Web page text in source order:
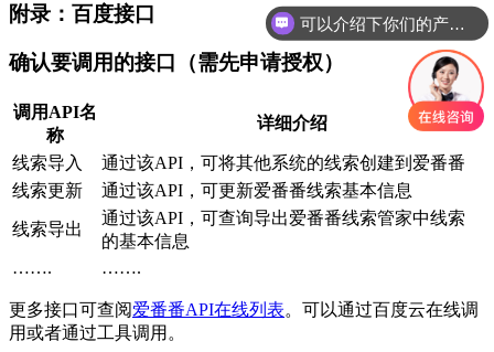
附录：百度接口
确认要调用的接口（需先申请授权）
调用API名
称
详细介绍
线索导入
通过该API，可将其他系统的线索创建到爱番番
线索更新
通过该API，可更新爱番番线索基本信息
线索导出
通过该API，可查询导出爱番番线索管家中线索
的基本信息
…….
…….
更多接口可查阅爱番番API在线列表。可以通过百度云在线调
用或者通过工具调用。
可以介绍下你们的产品么
你们是怎么收费的呢